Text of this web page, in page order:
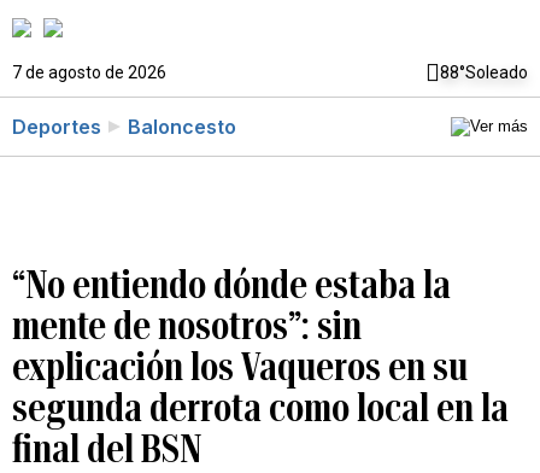
7 de agosto de 2026 88°Soleado
Deportes Baloncesto
“No entiendo dónde estaba la
mente de nosotros”: sin
explicación los Vaqueros en su
segunda derrota como local en la
final del BSN